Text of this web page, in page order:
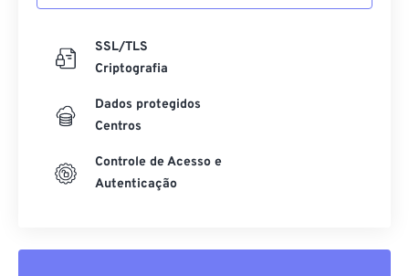
SSL/TLS
Criptografia
Dados protegidos
Centros
Controle de Acesso e
Autenticação